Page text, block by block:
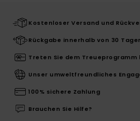
Kostenloser Versand und
Rückgabe innerhalb von 30
Treten Sie dem Treueprogramm
Unser umweltfreundliches
100% sichere Zahlung
Brauchen Sie Hilfe?